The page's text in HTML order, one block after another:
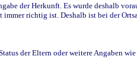
der Herkunft. Es wurde deshalb
richtig ist. Deshalb ist bei der
der Eltern oder weitere Angaben